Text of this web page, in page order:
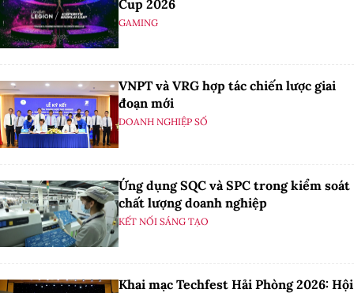
Cup 2026
GAMING
VNPT và VRG hợp tác chiến lược giai
đoạn mới
DOANH NGHIỆP SỐ
Ứng dụng SQC và SPC trong kiểm soát
chất lượng doanh nghiệp
KẾT NỐI SÁNG TẠO
Khai mạc Techfest Hải Phòng 2026: Hội